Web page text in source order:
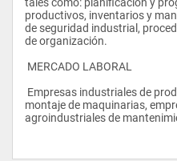
productivos, inventarios y
de seguridad industrial,
de organización.
MERCADO LABORAL
montaje de maquinarias,
agroindustriales de